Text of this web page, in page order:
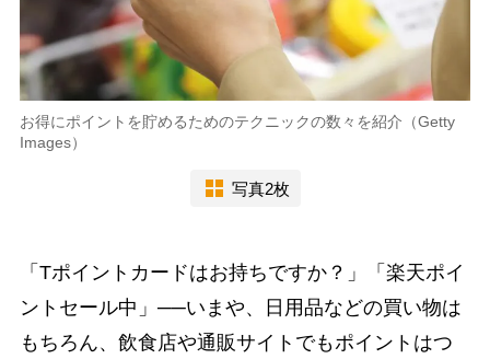
お得にポイントを貯めるためのテクニックの数々を紹介（Getty
Images）
写真2枚
「Tポイントカードはお持ちですか？」「楽天ポイ
ントセール中」──いまや、日用品などの買い物は
もちろん、飲食店や通販サイトでもポイントはつ